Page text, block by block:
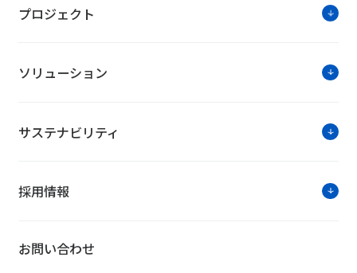
プロジェクト
ソリューション
サステナビリティ
採用情報
お問い合わせ